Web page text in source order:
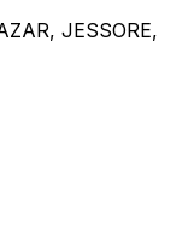
JESSORE,